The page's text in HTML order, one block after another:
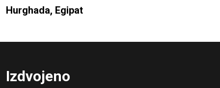
Hurghada, Egipat
Izdvojeno